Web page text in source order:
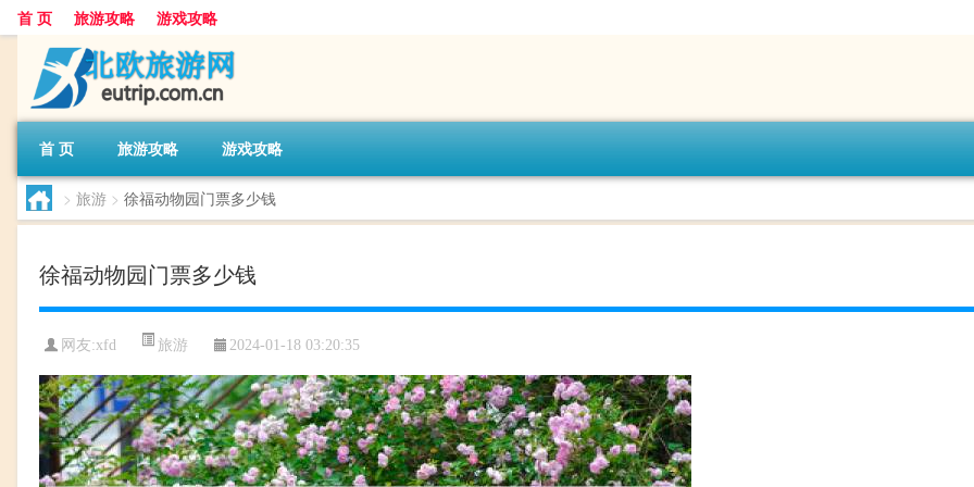
首 页 旅游攻略 游戏攻略
首 页 旅游攻略 游戏攻略
> 旅游 > 徐福动物园门票多少钱
徐福动物园门票多少钱
网友:xfd 旅游 2024-01-18 03:20:35